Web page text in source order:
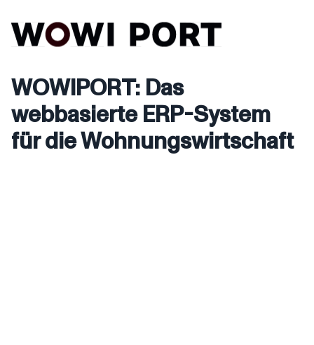
WOWIPORT: Das
webbasierte ERP-System
für die Wohnungswirtschaft